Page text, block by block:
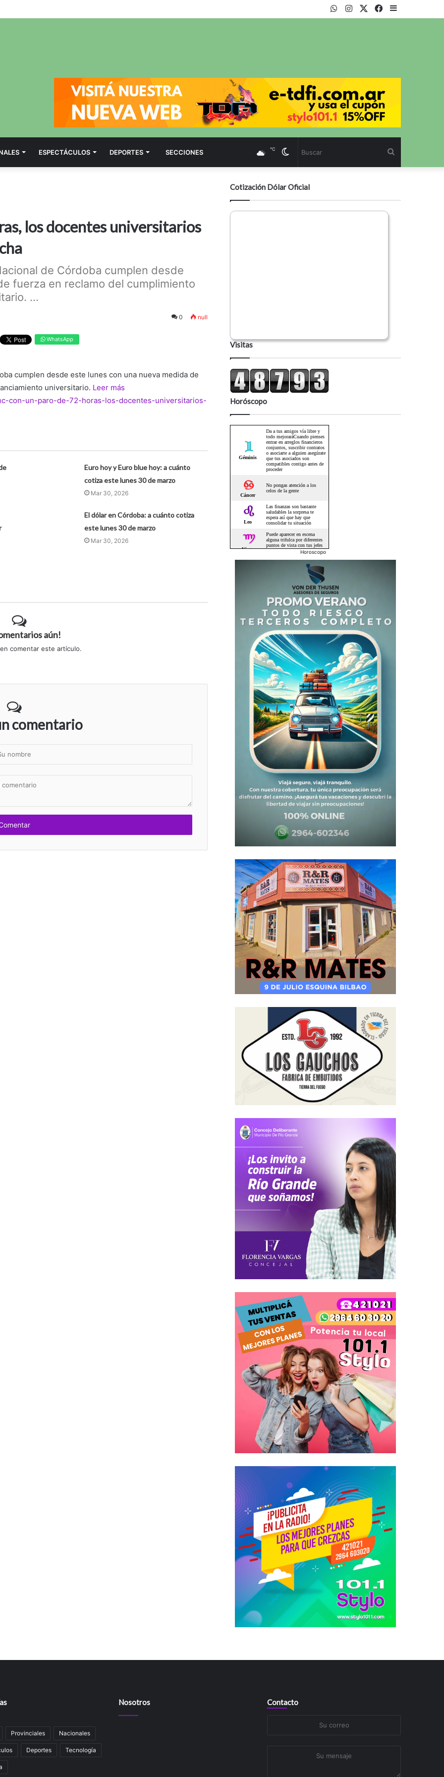
Facebook
Twitter
Instagram
WhatsApp
ESPECTÁCULOS DEPORTES SECCIONES Cambiar
modo
℃
los docentes universitarios
de Córdoba cumplen desde
fuerza en reclamo del cumplimiento
...
0 null
WhatsApp
cumplen desde este lunes con una nueva medida de
universitario. Leer más
con-un-paro-de-72-horas-los-docentes-universitarios-
Euro hoy y Euro blue hoy: a cuánto
cotiza este lunes 30 de marzo
Mar 30, 2026
El dólar en Córdoba: a cuánto cotiza
este lunes 30 de marzo
Mar 30, 2026
aún!
comentar este artículo.
comentario
Cotización Dólar Oficial
Visitas
Horóscopo
Horoscopo
Provinciales Nacionales
Deportes Tecnología
Nosotros Contacto